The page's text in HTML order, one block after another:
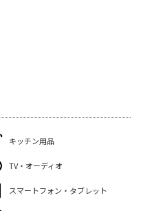
キッチン用品
TV・オーディオ
スマートフォン・タブレット